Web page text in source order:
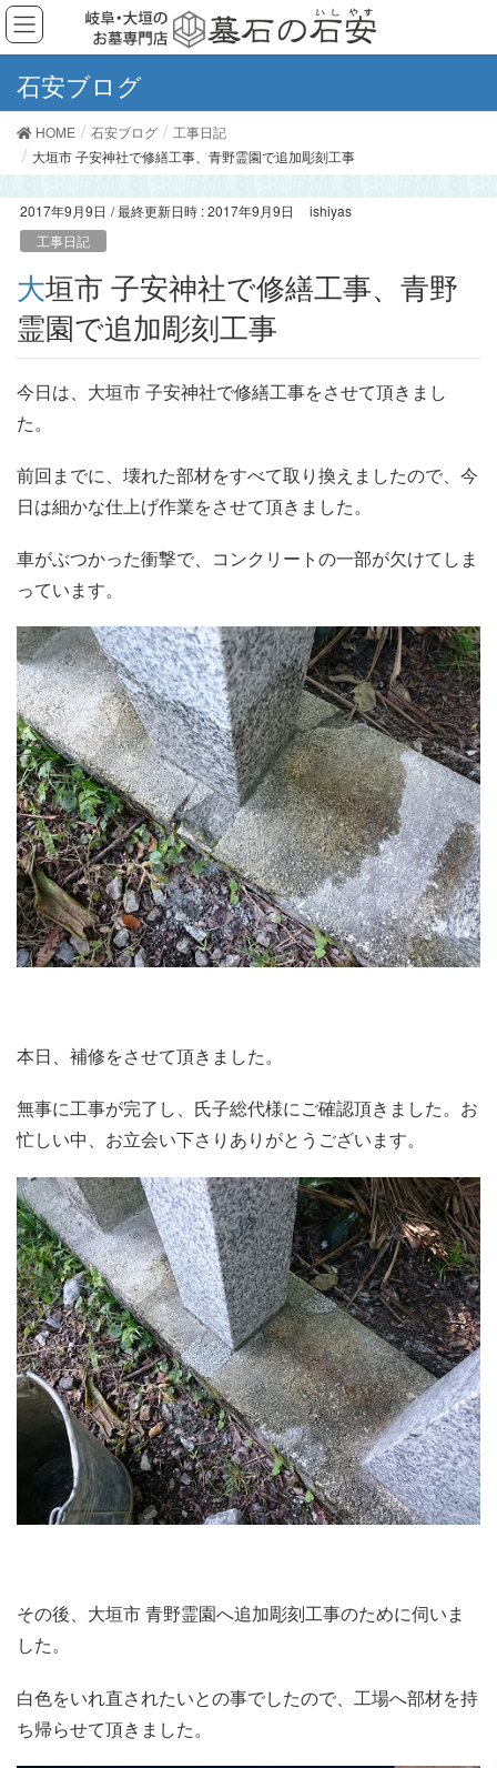
石安ブログ
HOME 石安ブログ
工事日記
大垣市 子安神社で修繕工事、青野霊園で追加彫刻工事
2017年9月9日 / 最終更新日時 :2017年9月9日
ishiyas
工事日記
大垣市 子安神社で修繕工事、青野
霊園で追加彫刻工事
今日は、大垣市 子安神社で修繕工事をさせて頂きまし
た。
前回までに、壊れた部材をすべて取り換えましたので、今
日は細かな仕上げ作業をさせて頂きました。
車がぶつかった衝撃で、コンクリートの一部が欠けてしま
っています。
本日、補修をさせて頂きました。
無事に工事が完了し、氏子総代様にご確認頂きました。お
忙しい中、お立会い下さりありがとうございます。
その後、大垣市 青野霊園へ追加彫刻工事のために伺いま
した。
白色をいれ直されたいとの事でしたので、工場へ部材を持
ち帰らせて頂きました。